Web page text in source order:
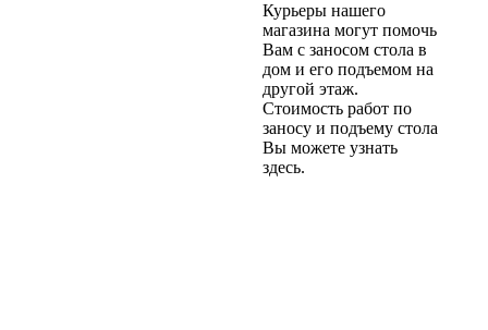
Курьеры нашего
магазина могут помочь
Вам с заносом стола в
дом и его подъемом на
другой этаж.
Стоимость работ по
заносу и подъему стола
Вы можете узнать
здесь.